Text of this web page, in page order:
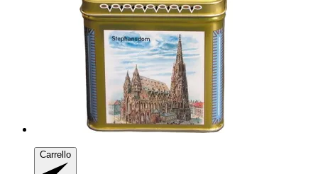
Carrello